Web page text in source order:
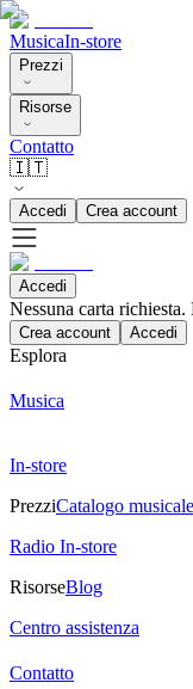
MusicaIn-store
Prezzi
Risorse
Contatto
🇮🇹
Accedi Crea account
Accedi
Nessuna carta
Crea account Accedi
Esplora
Musica
In-store
PrezziCatalogo musicale
Radio In-store
RisorseBlog
Centro assistenza
Contatto